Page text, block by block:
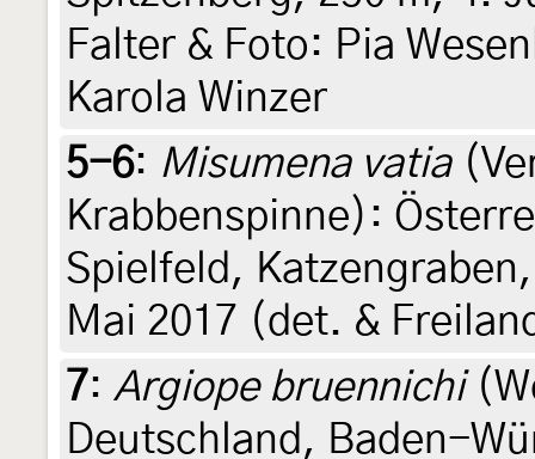
Falter & Foto: Pia
Karola Winzer
5-6: Misumena vatia
Krabbenspinne):
Spielfeld,
Mai 2017 (det. &
7: Argiope bruennichi
Deutschland, Baden-